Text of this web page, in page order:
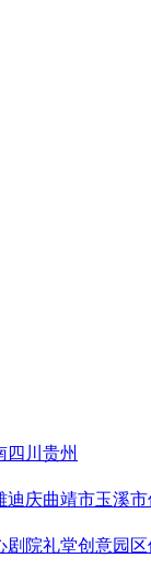
四川 贵州
迪庆曲靖市玉溪市
剧院礼堂创意园区